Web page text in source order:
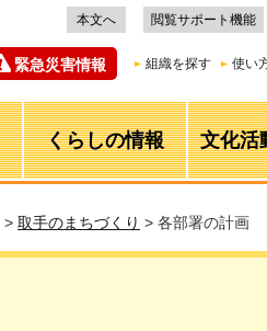
本文へ 閲覧サポート機能
緊急災害情報 組織を探す 使い
くらしの情報 文化活
> 取手のまちづくり > 各部署の計画